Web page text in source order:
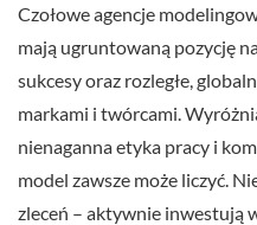
Czołowe agencje
mają ugruntowaną pozycję
sukcesy oraz rozległe,
markami i twórcami.
nienaganna etyka pracy i
model zawsze może liczyć.
zleceń – aktywnie inwestują